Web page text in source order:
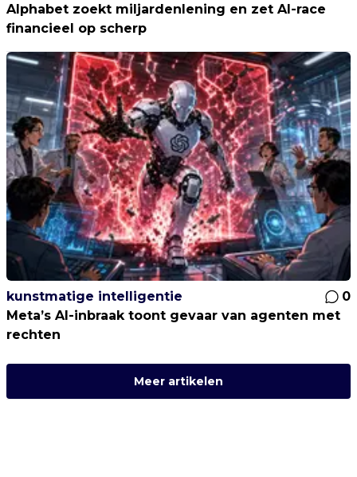
Alphabet zoekt miljardenlening en zet AI-race
financieel op scherp
kunstmatige intelligentie
0
Meta’s AI-inbraak toont gevaar van agenten met
rechten
Meer artikelen